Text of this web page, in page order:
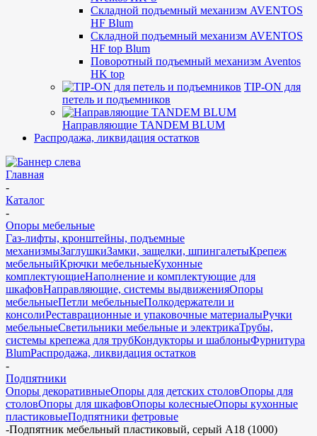
Складной подъемный механизм AVENTOS
HF Blum
Складной подъемный механизм AVENTOS
HF top Blum
Поворотный подъемный механизм Aventos
HK top
TIP-ON для
петель и подъемников
Направляющие TANDEM BLUM
Распродажа, ликвидация остатков
Главная
-
Каталог
-
Опоры мебельные
Газ-лифты, кронштейны, подъемные
механизмыЗаглушкиЗамки, защелки, шпингалетыКрепеж
мебельныйКрючки мебельныеКухонные
комплектующиеНаполнение и комплектующие для
шкафовНаправляющие, системы выдвиженияОпоры
мебельныеПетли мебельныеПолкодержатели и
консолиРеставрационные и упаковочные материалыРучки
мебельныеСветильники мебельные и электрикаТрубы,
системы крепежа для трубКондукторы и шаблоныФурнитура
BlumРаспродажа, ликвидация остатков
-
Подпятники
Опоры декоративныеОпоры для детских столовОпоры для
столовОпоры для шкафовОпоры колесныеОпоры кухонные
пластиковыеПодпятники фетровые
-Подпятник мебельный пластиковый, серый A18 (1000)